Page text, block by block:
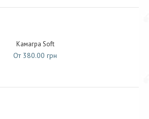
Камагра Soft
От 380.00 грн